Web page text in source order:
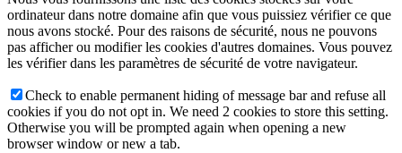
ordinateur dans notre domaine afin que vous puissiez vérifier ce que
nous avons stocké. Pour des raisons de sécurité, nous ne pouvons
pas afficher ou modifier les cookies d'autres domaines. Vous pouvez
les vérifier dans les paramètres de sécurité de votre navigateur.
Check to enable permanent hiding of message bar and refuse all
cookies if you do not opt in. We need 2 cookies to store this setting.
Otherwise you will be prompted again when opening a new
browser window or new a tab.